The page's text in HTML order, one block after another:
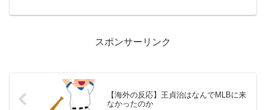
スポンサーリンク
【海外の反応】王貞治はなんでMLBに来
なかったのか